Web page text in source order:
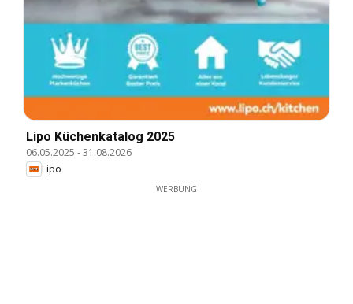
Lipo Küchenkatalog 2025
06.05.2025 -31.08.2026
Lipo
WERBUNG